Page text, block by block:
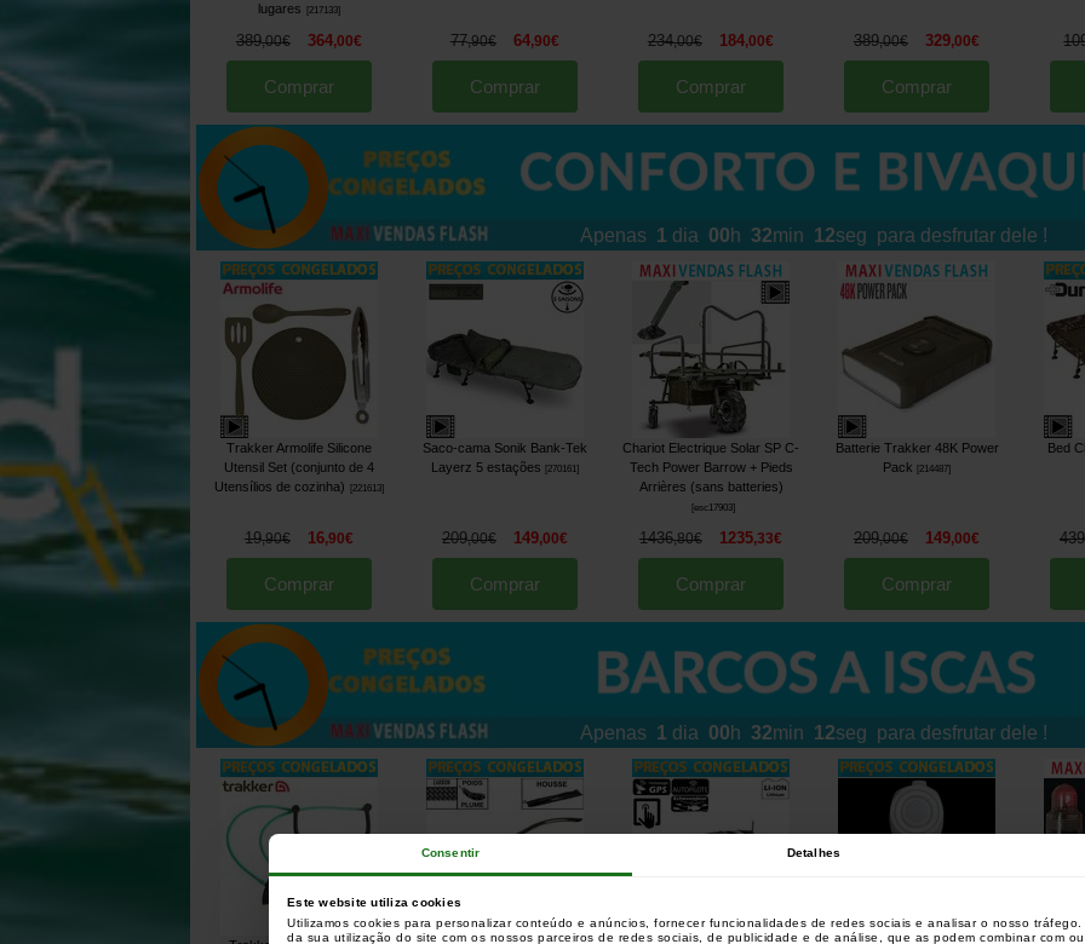
Consentir Detalhes
Este website utiliza cookies
Utilizamos cookies para personalizar conteúdo e anúncios, fornecer funcionalidades de redes sociais e analisar o nosso tráfego.
da sua utilização do site com os nossos parceiros de redes sociais, de publicidade e de análise, que as podem combinar com
lugares
217133]
389,00€ 364,00€
Comprar
77,90€ 64,90€
Comprar
234,00€ 184,00€
Comprar
389,00€ 329,00€
Comprar
Apenas 1 dia 00 h 32min 08seg para desfrutar dele !
Trakker Armolife Silicone
Utensil Set (conjunto de 4
Utensílios de cozinha)
221613]
19,90€ 16,90€
Comprar
Saco-cama Sonik Bank-Tek
Layerz 5 estações
[270161]
209,00€ 149,00€
Comprar
Chariot Electrique Solar SP C-
Tech Power Barrow + Pieds
Arrières (sans batteries)
esc17903]
1436,80€ 1235,33€
Comprar
Batterie Trakker 48K Power
Pack
[214487]
209,00€ 149,00€
Comprar
Bed
439
Apenas 1 dia 00 h 32min 08seg para desfrutar dele !